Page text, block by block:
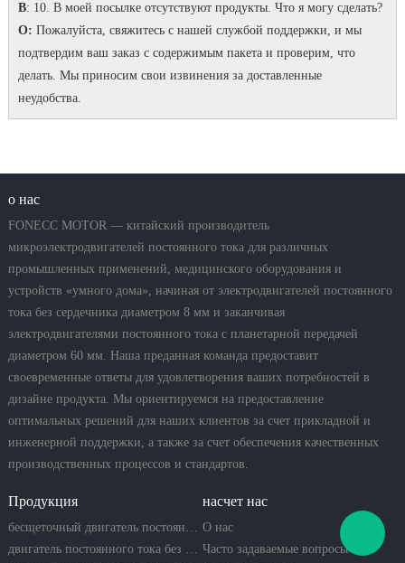
В: 10. В моей посылке отсутствуют продукты. Что я могу сделать?
О: Пожалуйста, свяжитесь с нашей службой поддержки, и мы
подтвердим ваш заказ с содержимым пакета и проверим, что
делать. Мы приносим свои извинения за доставленные
неудобства.
о нас
FONECC MOTOR — китайский производитель
микроэлектродвигателей постоянного тока для различных
промышленных применений, медицинского оборудования и
устройств «умного дома», начиная от электродвигателей постоянного
тока без сердечника диаметром 8 мм и заканчивая
электродвигателями постоянного тока с планетарной передачей
диаметром 60 мм. Наша преданная команда предоставит
своевременные ответы для удовлетворения ваших потребностей в
дизайне продукта. Мы ориентируемся на предоставление
оптимальных решений для наших клиентов за счет прикладной и
инженерной поддержки, а также за счет обеспечения качественных
производственных процессов и стандартов.
Продукция
бесщеточный двигатель постоянного тока
двигатель постоянного тока без сердечника
насчет нас
О нас
Часто задаваемые вопросы